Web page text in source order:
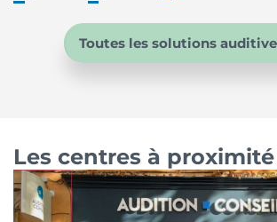
Toutes les solutions
Les centres à proximité